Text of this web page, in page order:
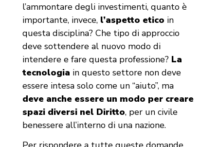
l’ammontare degli investimenti, quanto è
importante, invece, l’aspetto etico in
questa disciplina? Che tipo di approccio
deve sottendere al nuovo modo di
intendere e fare questa professione? La
tecnologia in questo settore non deve
essere intesa solo come un “aiuto”, ma
deve anche essere un modo per creare
spazi diversi nel Diritto, per un civile
benessere all’interno di una nazione.